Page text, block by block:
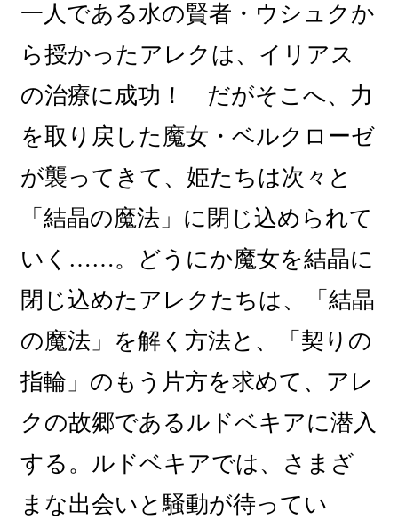
一人である水の賢者・ウシュクか
ら授かったアレクは、イリアス
の治療に成功！ だがそこへ、力
を取り戻した魔女・ベルクローゼ
が襲ってきて、姫たちは次々と
「結晶の魔法」に閉じ込められて
いく……。どうにか魔女を結晶に
閉じ込めたアレクたちは、「結晶
の魔法」を解く方法と、「契りの
指輪」のもう片方を求めて、アレ
クの故郷であるルドベキアに潜入
する。ルドベキアでは、さまざ
まな出会いと騒動が待ってい